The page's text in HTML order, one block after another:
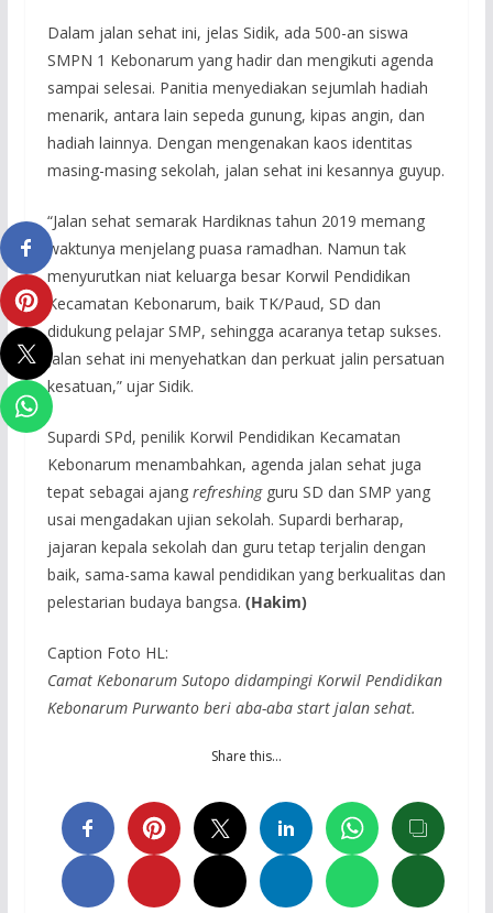
Dalam jalan sehat ini, jelas Sidik, ada 500-an siswa
SMPN 1 Kebonarum yang hadir dan mengikuti agenda
sampai selesai. Panitia menyediakan sejumlah hadiah
menarik, antara lain sepeda gunung, kipas angin, dan
hadiah lainnya. Dengan mengenakan kaos identitas
masing-masing sekolah, jalan sehat ini kesannya guyup.
“Jalan sehat semarak Hardiknas tahun 2019 memang
waktunya menjelang puasa ramadhan. Namun tak
menyurutkan niat keluarga besar Korwil Pendidikan
Kecamatan Kebonarum, baik TK/Paud, SD dan
didukung pelajar SMP, sehingga acaranya tetap sukses.
Jalan sehat ini menyehatkan dan perkuat jalin persatuan
kesatuan,” ujar Sidik.
Supardi SPd, penilik Korwil Pendidikan Kecamatan
Kebonarum menambahkan, agenda jalan sehat juga
tepat sebagai ajang refreshingguru SD dan SMP yang
usai mengadakan ujian sekolah. Supardi berharap,
jajaran kepala sekolah dan guru tetap terjalin dengan
baik, sama-sama kawal pendidikan yang berkualitas dan
pelestarian budaya bangsa. (Hakim)
Caption Foto HL:
Camat Kebonarum Sutopo didampingi Korwil Pendidikan
Kebonarum Purwanto beri aba-aba start jalan sehat.
Share this…